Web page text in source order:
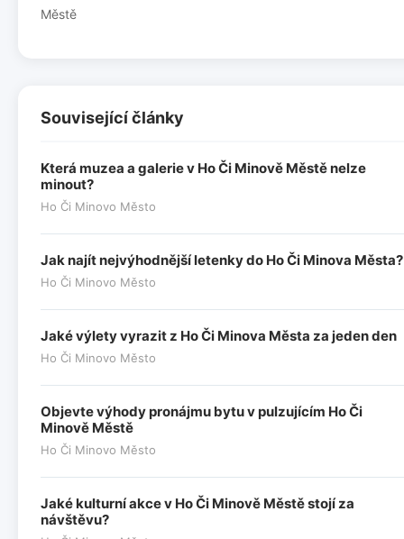
Městě
Související články
Která muzea a galerie v Ho Či Minově Městě nelze
minout?
Ho Či Minovo Město
Jak najít nejvýhodnější letenky do Ho Či Minova Města?
Ho Či Minovo Město
Jaké výlety vyrazit z Ho Či Minova Města za jeden den
Ho Či Minovo Město
Objevte výhody pronájmu bytu v pulzujícím Ho Či
Minově Městě
Ho Či Minovo Město
Jaké kulturní akce v Ho Či Minově Městě stojí za
návštěvu?